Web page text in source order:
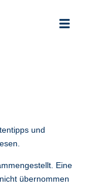
und
Eine
übernommen